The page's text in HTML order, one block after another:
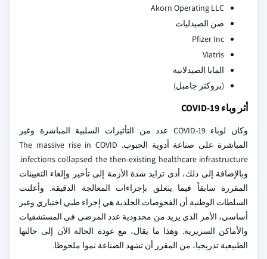
Akorn Operating LLC
صن الصيدليات
Pfizer Inc
Viatris
المايا الصيدلانية
(بروكتر جامبل)
أثر وباء COVID-19
وكان لوباء COVID-19 عدد من التأثيرات السلبية المباشرة وغير
المباشرة على صناعة أدوية الحبوب. The massive rise in COVID
infections collapsed the then-existing healthcare infrastructure.
وبالإضافة إلى ذلك، أدى تزايد شدة الأزمة إلى تأخير وإلغاء التعيينات
المقررة سابقاً فيما يتعلق بإجراءات المعالجة الدقيقة. وأعلنت
السلطات الوطنية أن الفحوصات الجلدية هي إجراء طبي اختياري وغير
أساسي، الأمر الذي يزيد من محدودية عدد المرضى في المستشفيات
والأماكن السريرية. وهذا ما يقال، مع عودة الحالة الآن إلى حالتها
الطبيعية تدريجيا، من المقرر أن تشهد الصناعة نموا ملحوظا.